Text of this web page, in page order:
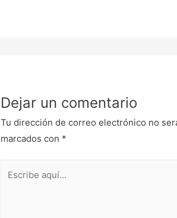
Dejar un comentario
Tu dirección de correo electrónico no
marcados con *